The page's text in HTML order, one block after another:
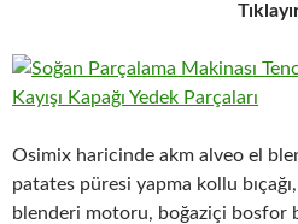
Osimix haricinde akm alveo el
patates püresi yapma kollu
blenderi motoru, boğaziçi bosfor